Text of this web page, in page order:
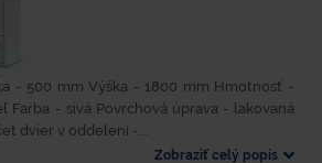
- 500 mm Výška - 1800 mm Hmotnosť -
Farba - sivá Povrchová úprava - lakovaná
dvier v oddelení -...
Zobraziť celý popis